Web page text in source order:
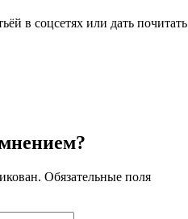
в соцсетях или дать почитать
Обязательные поля